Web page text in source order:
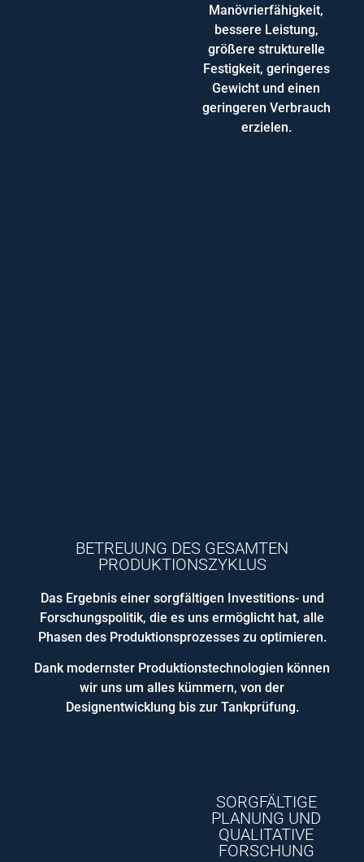
Manövrierfähigkeit,
bessere Leistung,
größere strukturelle
Festigkeit, geringeres
Gewicht und einen
geringeren Verbrauch
erzielen.
BETREUUNG DES GESAMTEN
PRODUKTIONSZYKLUS
Das Ergebnis einer sorgfältigen Investitions- und
Forschungspolitik, die es uns ermöglicht hat, alle
Phasen des Produktionsprozesses zu optimieren.
Dank modernster Produktionstechnologien können
wir uns um alles kümmern, von der
Designentwicklung bis zur Tankprüfung.
SORGFÄLTIGE
PLANUNG UND
QUALITATIVE
FORSCHUNG